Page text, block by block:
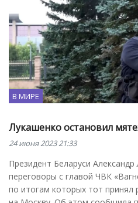
В МИРЕ
Лукашенко остановил
24 июня 2023 21:33
Президент Беларуси
переговоры с главой ЧВК
по итогам которых тот